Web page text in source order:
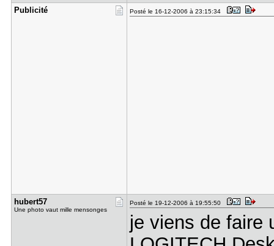
Publicité Posté le 16-12-2006 à 23:15:34
hubert57
Une photo vaut mille mensonges
Posté le 19-12-2006 à 19:55:50
je viens de faire